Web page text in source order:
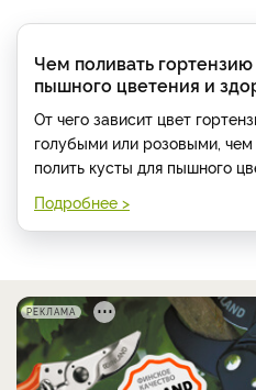
Чем поливать
пышного цветения и
От чего зависит цвет
голубыми или розовыми,
полить кусты для пышного
Подробнее >
РЕКЛАМА